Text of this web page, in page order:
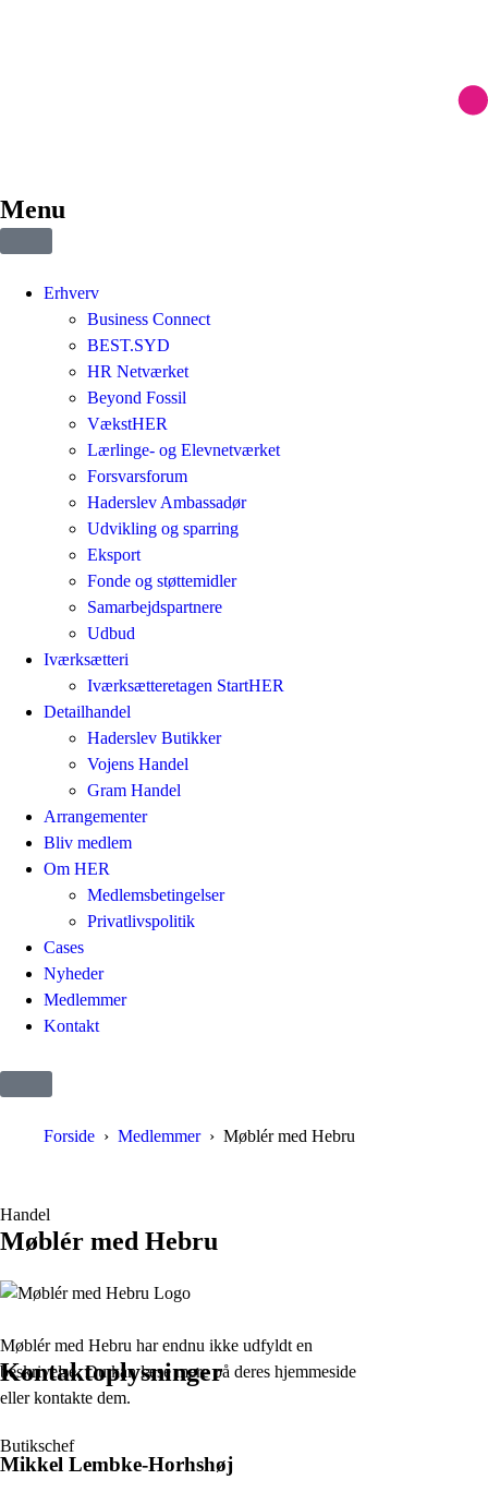
Menu
Erhverv
Business Connect
BEST.SYD
HR Netværket
Beyond Fossil
VækstHER
Lærlinge- og Elevnetværket
Forsvarsforum
Haderslev Ambassadør
Udvikling og sparring
Eksport
Fonde og støttemidler
Samarbejdspartnere
Udbud
Iværksætteri
Iværksætteretagen StartHER
Detailhandel
Haderslev Butikker
Vojens Handel
Gram Handel
Arrangementer
Bliv medlem
Om HER
Medlemsbetingelser
Privatlivspolitik
Cases
Nyheder
Medlemmer
Kontakt
Forside Medlemmer Møblér med Hebru
Handel
Møblér med Hebru
Møblér med Hebru har endnu ikke udfyldt en
beskrivelse. Du kan læse mere på deres hjemmeside
eller kontakte dem.
Kontaktoplysninger
Butikschef
Mikkel Lembke-Horhshøj